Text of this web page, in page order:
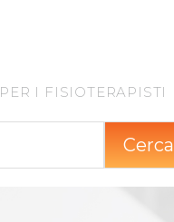
PER I FISIOTERAPISTI
Cerca